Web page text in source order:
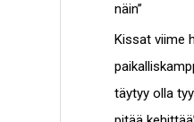
näin”
Kissat viime
täytyy olla